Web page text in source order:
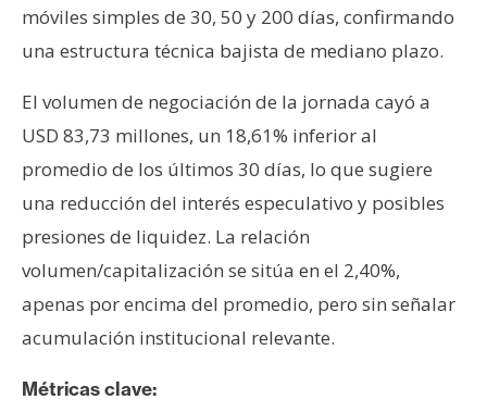
r
e
s
a
T
e
m
a
R
móviles simples de 30, 50 y 200 días, confirmando
una estructura técnica bajista de mediano plazo.
El volumen de negociación de la jornada cayó a
USD 83,73 millones, un 18,61% inferior al
promedio de los últimos 30 días, lo que sugiere
una reducción del interés especulativo y posibles
presiones de liquidez. La relación
volumen/capitalización se sitúa en el 2,40%,
apenas por encima del promedio, pero sin señalar
acumulación institucional relevante.
Métricas clave: